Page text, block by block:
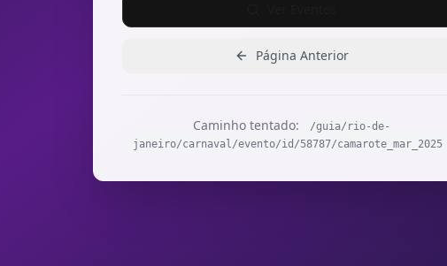
Página Anterior
Caminho tentado:
/guia/rio-de-
janeiro/carnaval/evento/id/58787/camarote_mar_2025